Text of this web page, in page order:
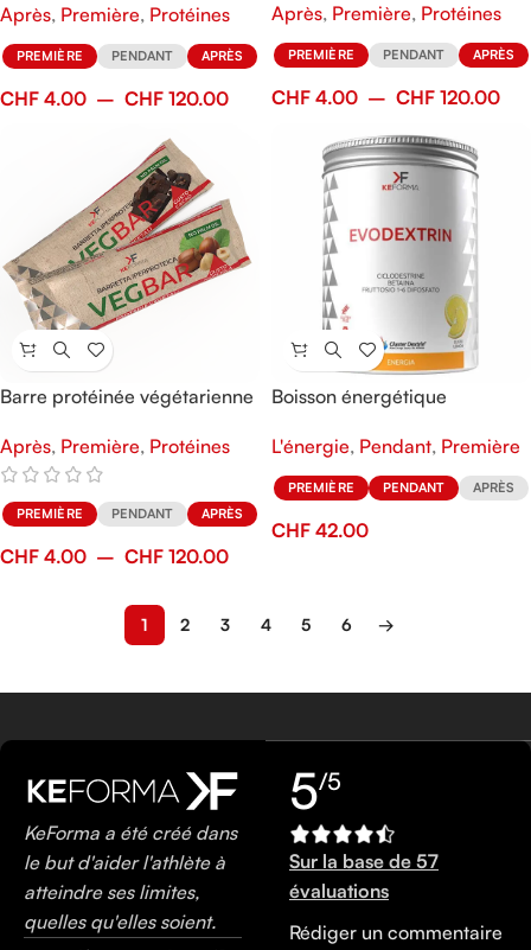
Après, Première, Protéines
PREMIÈRE PENDANT APRÈS
CHF 4.00 – CHF 120.00
Après, Première, Protéines
PREMIÈRE PENDANT APRÈS
CHF 4.00 – CHF 120.00
Barre protéinée végétarienne
Après, Première, Protéines
PREMIÈRE PENDANT APRÈS
CHF 4.00 – CHF 120.00
Boisson énergétique
L'énergie, Pendant, Première
PREMIÈRE PENDANT APRÈS
CHF 42.00
1 2 3 4 5 6 →
KeForma a été créé dans
le but d'aider l'athlète à
atteindre ses limites,
quelles qu'elles soient.
5/5
Sur la base de 57
évaluations
Rédiger un commentaire